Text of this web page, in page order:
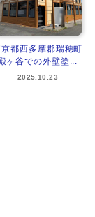
京都西多摩郡瑞穂町
ヶ谷での外壁塗...
2025.10.23